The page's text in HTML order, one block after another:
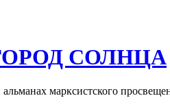
СОЛНЦА
марксистского